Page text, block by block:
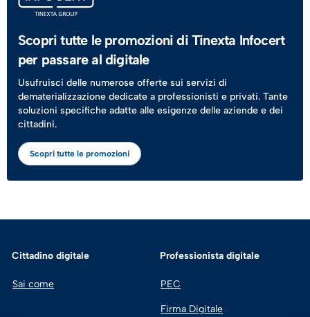
Scopri tutte le promozioni di Tinexta Infocert
per passare al digitale
Usufruisci delle numerose offerte sui servizi di
dematerializzazione dedicate a professionisti e privati. Tante
soluzioni specifiche adatte alle esigenze delle aziende e dei
cittadini.
Scopri tutte le promozioni
Cittadino digitale
Sai come
Professionista digitale
PEC
Firma Digitale